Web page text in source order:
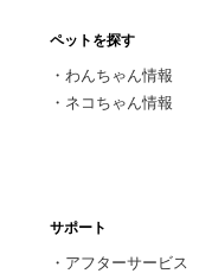
ペットを探す
・わんちゃん情報
・ ネコちゃん情報
サポート
・ アフターサービス